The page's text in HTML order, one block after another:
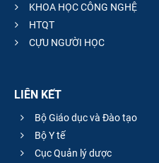
KHOA HỌC CÔNG NGHỆ
HTQT
CỰU NGƯỜI HỌC
LIÊN KẾT
Bộ Giáo dục và Đào tạo
Bộ Y tế
Cục Quản lý dược